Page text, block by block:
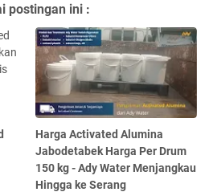
postingan ini :
Harga Activated Alumina
Jabodetabek Harga Per Drum
150 kg - Ady Water Menjangkau
Hingga ke Serang